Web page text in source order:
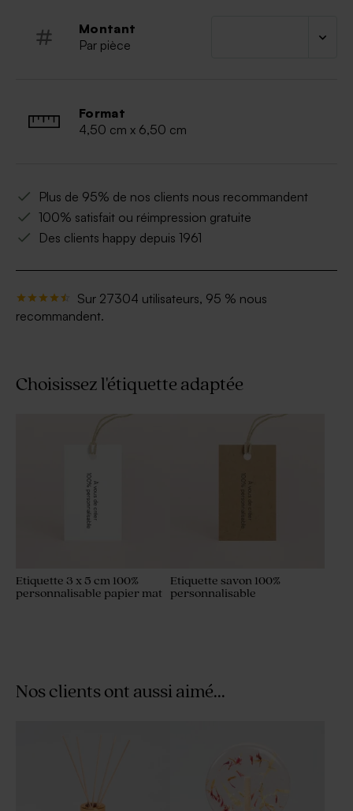
14 700, CI 17 200, CI 19 140, CI 16 255, CI 28
440, CI 77 019, CI 4491 Coumarine, Limonène,
Hydroxycitronellal, Linalol, Alpha-Isomethyl
Etiquette personnalisable vendue séparément
Montant
Par pièce
Format
4,50 cm x 6,50 cm
Plus de 95% de nos clients nous recommandent
100% satisfait ou réimpression gratuite
Des clients happy depuis 1961
Sur 27304 utilisateurs, 95 % nous
recommandent.
Choisissez l'étiquette adaptée
Etiquette 3 x 5 cm 100%
personnalisable papier mat
Etiquette savon 100%
personnalisable
Nos clients ont aussi aimé...